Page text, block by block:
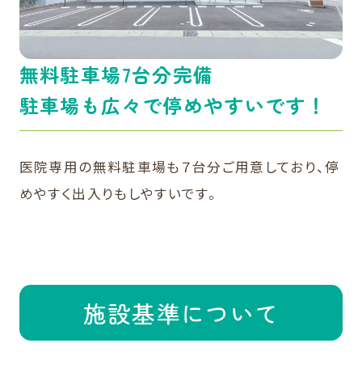
無料駐車場7台分完備
駐車場も広々で停めやすいです！
医院専用の無料駐車場も７台分ご用意しており、停
めやすく出入りもしやすいです。
施設基準について